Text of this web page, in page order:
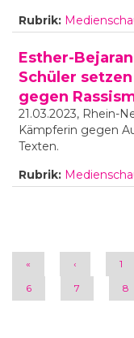
Rubrik:
Esther-
Schüler
gegen
21.03.2023, Rhein-
Kämpferin gegen
Texten.
Rubrik:
« ‹ 1
6
7 8